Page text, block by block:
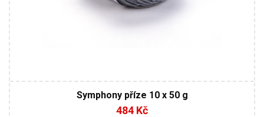
Symphony příze 10 x 50 g
484 Kč